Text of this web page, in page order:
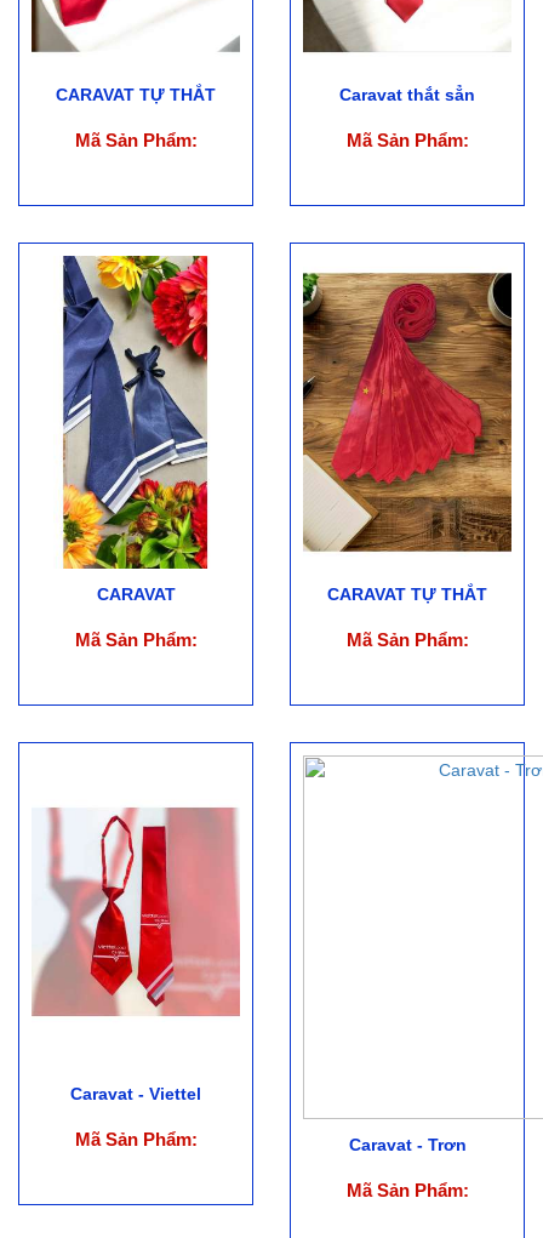
CARAVAT TỰ THẮT
Mã Sản Phẩm:
Caravat thắt sẳn
Mã Sản Phẩm:
CARAVAT
Mã Sản Phẩm:
CARAVAT TỰ THẮT
Mã Sản Phẩm:
Caravat - Viettel
Mã Sản Phẩm: Caravat - Trơn
Mã Sản Phẩm: